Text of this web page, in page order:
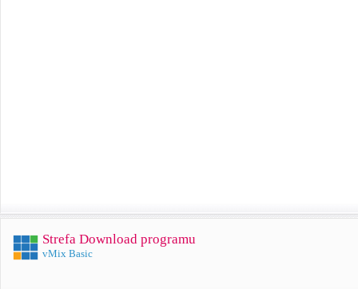
Strefa Download programu
vMix Basic